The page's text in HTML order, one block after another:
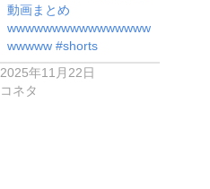
動画まとめ
wwwwwwwwwwwwwwww
wwwww #shorts
2025年11月22日
コネタ